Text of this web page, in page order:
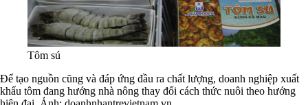
Tôm sú
Để tạo nguồn cũng và đáp ứng đầu ra chất lượng, doanh nghiệp xuất
khẩu tôm đang hướng nhà nông thay đổi cách thức nuôi theo hướng